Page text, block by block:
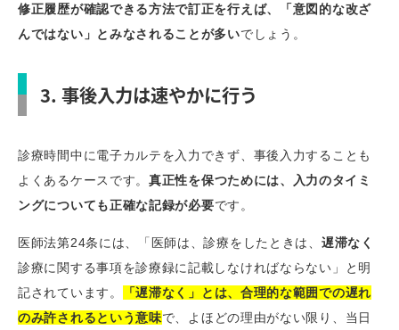
修正履歴が確認できる方法で訂正を行えば、「意図的な改ざ
んではない」とみなされることが多いでしょう。
3. 事後入力は速やかに行う
診療時間中に電子カルテを入力できず、事後入力することも
よくあるケースです。 真正性を保つためには、入力のタイミ
ングについても正確な記録が必要です。
医師法第24条には、「医師は、診療をしたときは、 遅滞なく
診療に関する事項を診療録に記載しなければならない」と明
記されています。
「遅滞なく」とは、合理的な範囲での遅れ
のみ許されるという意味で、よほどの理由がない限り、当日